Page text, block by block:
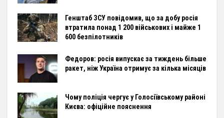
Генштаб ЗСУ повідомив, що за добу росія
втратила понад 1 200 військових і майже 1
600 безпілотників
Федоров: росія випускає за тиждень більше
ракет, ніж Україна отримує за кілька місяців
Чому поліція чергує у Голосіївському районі
Києва: офіційне пояснення